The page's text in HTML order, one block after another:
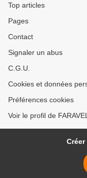
Top articles
Pages
Contact
Signaler un abus
C.G.U.
Cookies et données
Préférences cookies
Voir le profil de